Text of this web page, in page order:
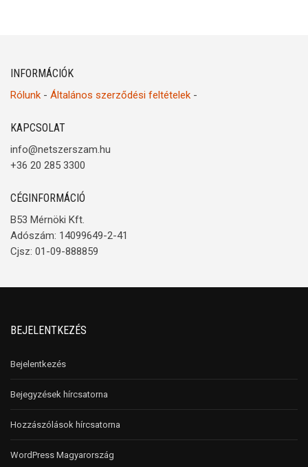
INFORMÁCIÓK
Rólunk - Általános szerződési feltételek -
KAPCSOLAT
info@netszerszam.hu
+36 20 285 3300
CÉGINFORMÁCIÓ
B53 Mérnöki Kft.
Adószám: 14099649-2-41
Cjsz: 01-09-888859
BEJELENTKEZÉS
Bejelentkezés
Bejegyzések hírcsatorna
Hozzászólások hírcsatorna
WordPress Magyarország